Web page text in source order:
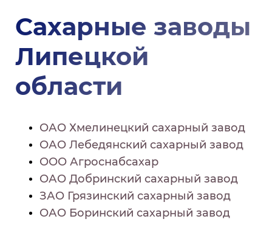
Сахарные заводы
Липецкой
области
ОАО Хмелинецкий сахарный завод
ОАО Лебедянский сахарный завод
ООО Агроснабсахар
ОАО Добринский сахарный завод
ЗАО Грязинский сахарный завод
ОАО Боринский сахарный завод